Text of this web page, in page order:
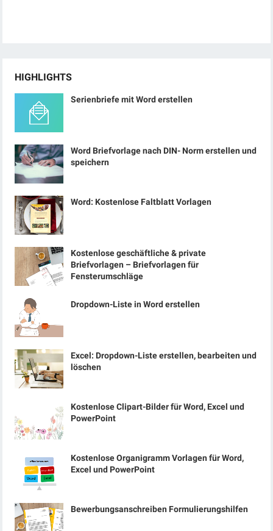
HIGHLIGHTS
Serienbriefe mit Word erstellen
Word Briefvorlage nach DIN- Norm erstellen und
speichern
Word: Kostenlose Faltblatt Vorlagen
Kostenlose geschäftliche & private
Briefvorlagen – Briefvorlagen für
Fensterumschläge
Dropdown-Liste in Word erstellen
Excel: Dropdown-Liste erstellen, bearbeiten und
löschen
Kostenlose Clipart-Bilder für Word, Excel und
PowerPoint
Kostenlose Organigramm Vorlagen für Word,
Excel und PowerPoint
Bewerbungsanschreiben Formulierungshilfen